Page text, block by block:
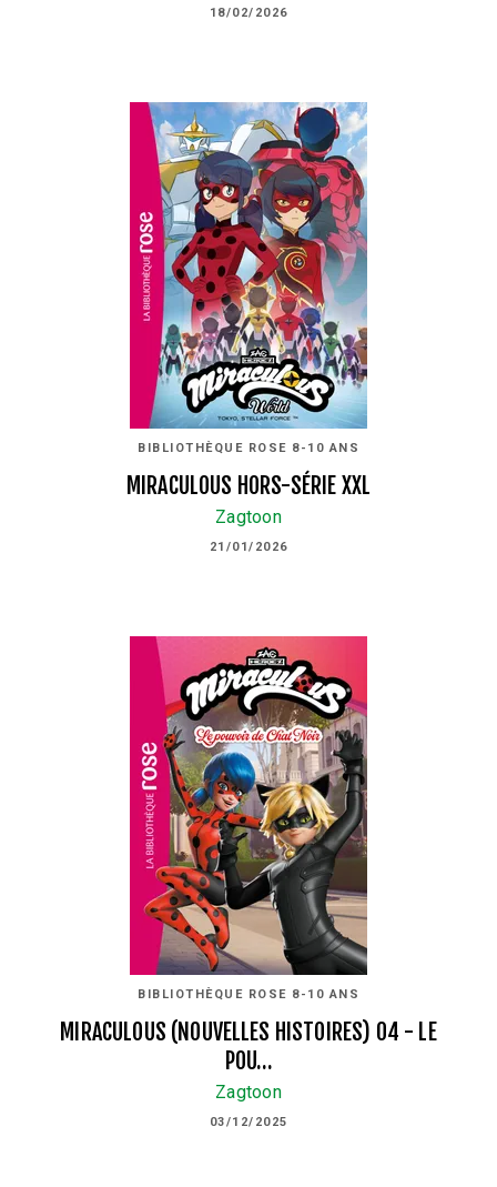
18/02/2026
BIBLIOTHÈQUE ROSE 8-10 ANS
MIRACULOUS HORS-SÉRIE XXL
Zagtoon
21/01/2026
BIBLIOTHÈQUE ROSE 8-10 ANS
MIRACULOUS (NOUVELLES HISTOIRES) 04 - LE
POU…
Zagtoon
03/12/2025